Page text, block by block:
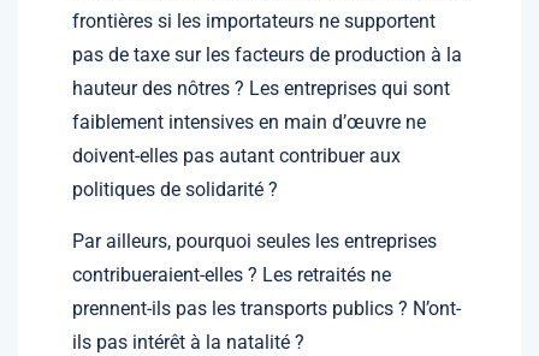
frontières si les importateurs ne supportent
pas de taxe sur les facteurs de production à la
hauteur des nôtres ? Les entreprises qui sont
faiblement intensives en main d’œuvre ne
doivent-elles pas autant contribuer aux
politiques de solidarité ?
Par ailleurs, pourquoi seules les entreprises
contribueraient-elles ? Les retraités ne
prennent-ils pas les transports publics ? N’ont-
ils pas intérêt à la natalité ?